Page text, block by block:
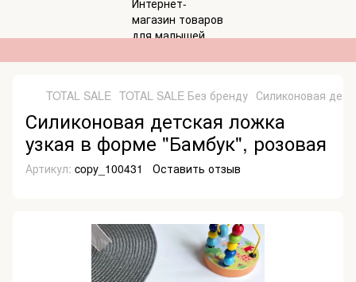
TOTAL SALE TOTAL SALE Без бренду Силиконовая
Силиконовая детская ложка
узкая в форме "Бамбук", розовая
Артикул: copy_100431 Оставить отзыв